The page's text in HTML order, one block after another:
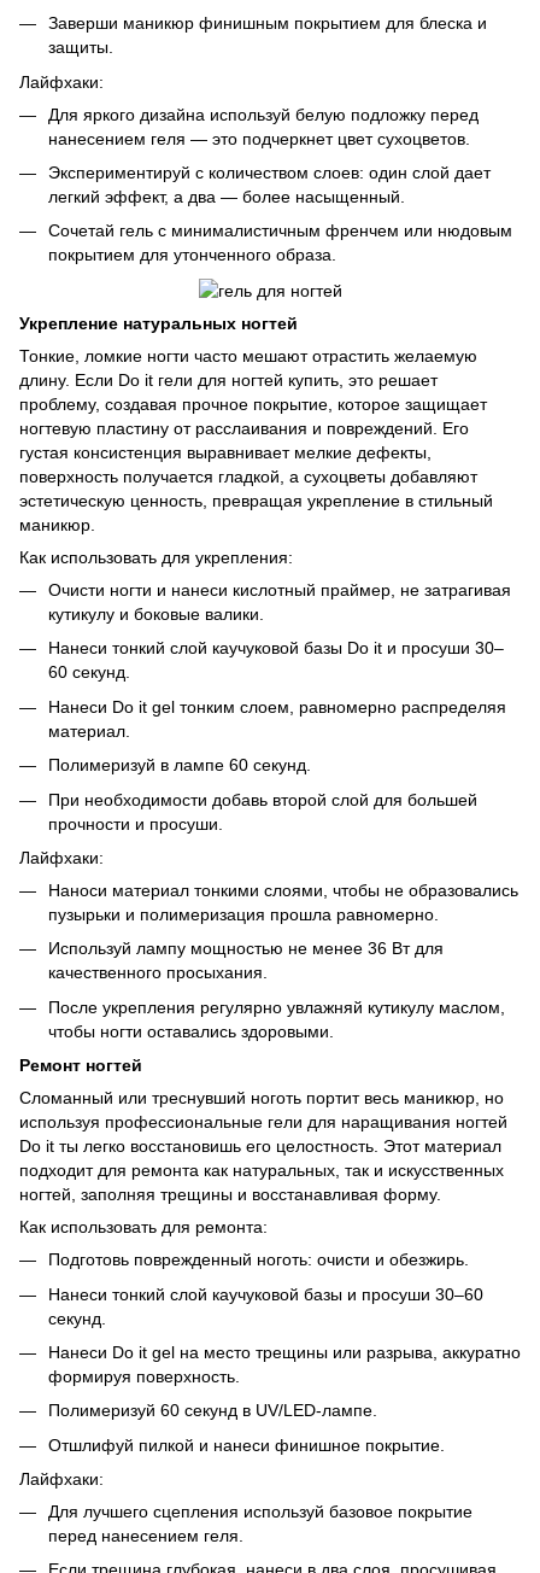
Заверши маникюр финишным покрытием для блеска и
защиты.
Лайфхаки:
Для яркого дизайна используй белую подложку перед
нанесением геля — это подчеркнет цвет сухоцветов.
Экспериментируй с количеством слоев: один слой дает
легкий эффект, а два — более насыщенный.
Сочетай гель с минималистичным френчем или нюдовым
покрытием для утонченного образа.
Укрепление натуральных ногтей
Тонкие, ломкие ногти часто мешают отрастить желаемую
длину. Если Do it гели для ногтей купить, это решает
проблему, создавая прочное покрытие, которое защищает
ногтевую пластину от расслаивания и повреждений. Его
густая консистенция выравнивает мелкие дефекты,
поверхность получается гладкой, а сухоцветы добавляют
эстетическую ценность, превращая укрепление в стильный
маникюр.
Как использовать для укрепления:
Очисти ногти и нанеси кислотный праймер, не затрагивая
кутикулу и боковые валики.
Нанеси тонкий слой каучуковой базы Do it и просуши 30–
60 секунд.
Нанеси Do it gel тонким слоем, равномерно распределяя
материал.
Полимеризуй в лампе 60 секунд.
При необходимости добавь второй слой для большей
прочности и просуши.
Лайфхаки:
Наноси материал тонкими слоями, чтобы не образовались
пузырьки и полимеризация прошла равномерно.
Используй лампу мощностью не менее 36 Вт для
качественного просыхания.
После укрепления регулярно увлажняй кутикулу маслом,
чтобы ногти оставались здоровыми.
Ремонт ногтей
Сломанный или треснувший ноготь портит весь маникюр, но
используя профессиональные гели для наращивания ногтей
Do it ты легко восстановишь его целостность. Этот материал
подходит для ремонта как натуральных, так и искусственных
ногтей, заполняя трещины и восстанавливая форму.
Как использовать для ремонта:
Подготовь поврежденный ноготь: очисти и обезжирь.
Нанеси тонкий слой каучуковой базы и просуши 30–60
секунд.
Нанеси Do it gel на место трещины или разрыва, аккуратно
формируя поверхность.
Полимеризуй 60 секунд в UV/LED-лампе.
Отшлифуй пилкой и нанеси финишное покрытие.
Лайфхаки:
Для лучшего сцепления используй базовое покрытие
перед нанесением геля.